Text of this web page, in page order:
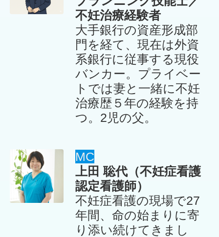
不妊治療経験者
大手銀行の資産形成部
門を経て、現在は外資
系銀行に従事する現役
バンカー。プライベー
トでは妻と一緒に不妊
治療歴５年の経験を持
つ。2児の父。
MC
上田 聡代（不妊症看護
認定看護師）
不妊症看護の現場で27
年間、命の始まりに寄
り添い続けてきまし